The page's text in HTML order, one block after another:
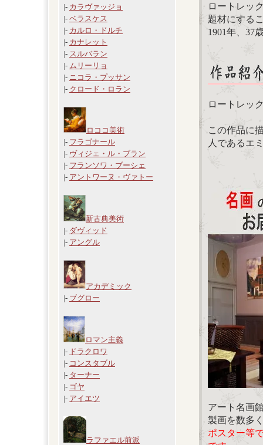
|- カラヴァッジョ
|- ベラスケス
|- カルロ・ドルチ
|- カナレット
|- スルバラン
|- ムリーリョ
|- ニコラ・プッサン
|- クロード・ロラン
ロココ美術
|- フラゴナール
|- ヴィジェ・ル・ブラン
|- フランソワ・ブーシェ
|- アントワーヌ・ヴァトー
新古典美術
|- ダヴィッド
|- アングル
アカデミック
|- ブグロー
ロマン主義
|- ドラクロワ
|- コンスタブル
|- ターナー
|- ゴヤ
|- アイエツ
ラファエル前派
ロートレッ
題材にする
1901年、37
ロートレッ
この作品に
人であるエ
アート名画
製画を数多
ポスター等